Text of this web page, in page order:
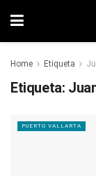
Home Etiqueta
Etiqueta:
PUERTO VALLARTA